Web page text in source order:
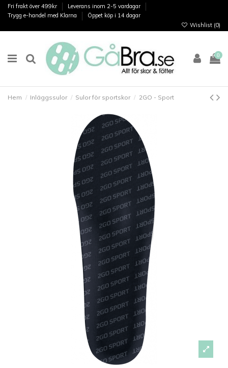
Fri frakt över 499kr
Leverans inom 2-5 vardagar
Trygg e-handel med Klarna
Öppet köp i 14 dagar
Wishlist (0)
0
Hem Inläggssulor Sulor för sportskor 2GO - Sport